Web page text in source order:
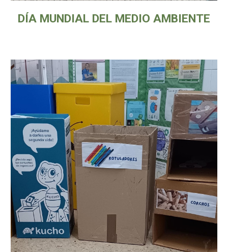
DÍA MUNDIAL DEL MEDIO AMBIENTE